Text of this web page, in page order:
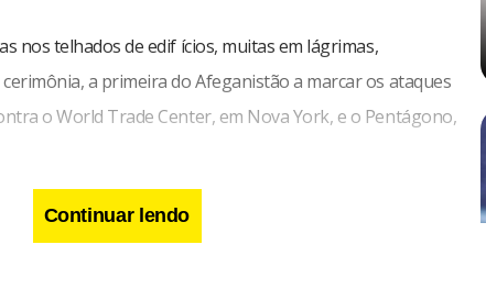
nos telhados de edif ícios, muitas em lágrimas,
a primeira do Afeganistão a marcar os ataques
o World Trade Center, em Nova York, e o Pentágono,
Continuar lendo